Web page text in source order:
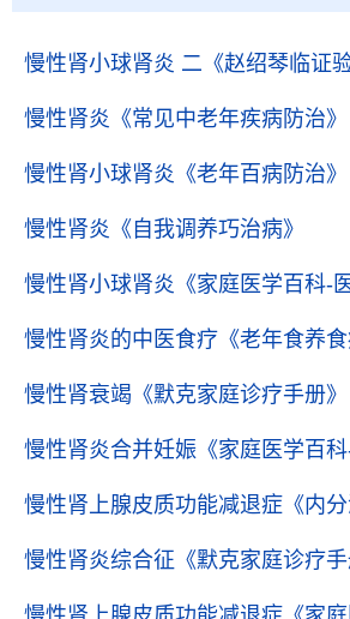
慢性肾小球肾炎 二 《赵绍琴临证
慢性肾炎 《常见中老年疾病防治》
慢性肾小球肾炎 《老年百病防治》
慢性肾炎 《自我调养巧治病》
慢性肾小球肾炎 《家庭医学百科-
慢性肾炎的中医食疗 《老年食养食
慢性肾衰竭 《默克家庭诊疗手册》
慢性肾炎合并妊娠 《家庭医学百
慢性肾上腺皮质功能减退症 《内
慢性肾炎综合征 《默克家庭诊疗手